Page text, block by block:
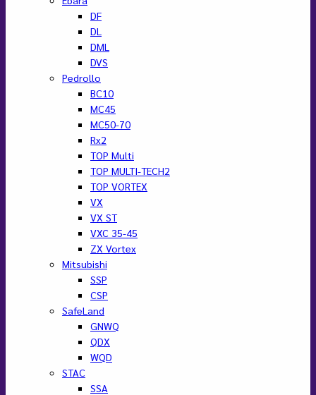
DF
DL
DML
DVS
Pedrollo
BC10
MC45
MC50-70
Rx2
TOP Multi
TOP MULTI-TECH2
TOP VORTEX
VX
VX ST
VXC 35-45
ZX Vortex
Mitsubishi
SSP
CSP
SafeLand
GNWQ
QDX
WQD
STAC
SSA